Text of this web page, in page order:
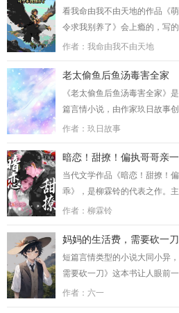
闹：“为什么大家都说我是第三
做，是你早就决定……...
看我命由我不由天地的作品《
令求我别养了》会上瘾的，写
豆顾北辰，小说描述的是:它们想
就要冲出去。“啾！”糖豆立刻制
行……...
作者：我命由我不由天地
老太偷鱼后鱼汤毒害全家
《老太偷鱼后鱼汤毒害全家》
篇言情小说，由作家玖日故事
角李桂花张伟的成长和奇幻冒
家的根，家里的事儿得她这个
她又闲得慌，琢磨着去……。...
作者：玖日故事
暗恋！甜撩！偏执哥哥亲
当代文学作品《暗恋！甜撩！
乖》，是柳霖铃的代表之作。
上展现了时代的风貌和社会变
中的种种问题，让读者对人性、
识。等看清楚电话是谁打来的时
错愕。她竟然也会主动给他打
是接了。“喂？”“江赐，你在哪
作者：柳霖铃
妈妈的生活费，需要砍一刀
短篇言情类型的小说大同小异
需要砍一刀》这本书让人眼前
故事脉络清晰，六一的文笔潇
作者：六一